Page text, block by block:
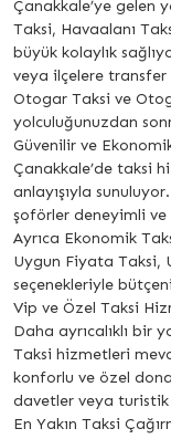
Çanakkale’ye gelen
Taksi, Havaalanı
büyük kolaylık
veya ilçelere transfer
Otogar Taksi ve
yolculuğunuzdan
Güvenilir ve
Çanakkale’de taksi
anlayışıyla
şoförler deneyimli
Ayrıca Ekonomik
Uygun Fiyata Taksi,
seçenekleriyle
Vip ve Özel Taksi
Daha ayrıcalıklı bir
Taksi hizmetleri
konforlu ve özel
davetler veya
En Yakın Taksi